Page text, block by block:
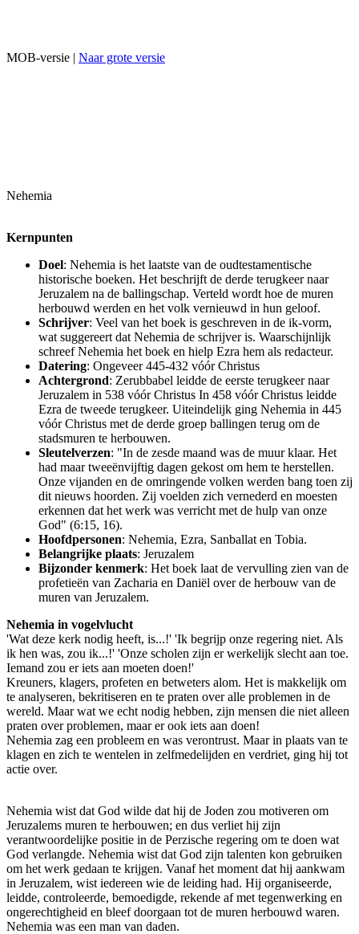
MOB-versie | Naar grote versie
Nehemia
Kernpunten
Doel: Nehemia is het laatste van de oudtestamentische
historische boeken. Het beschrijft de derde terugkeer naar
Jeruzalem na de ballingschap. Verteld wordt hoe de muren
herbouwd werden en het volk vernieuwd in hun geloof.
Schrijver: Veel van het boek is geschreven in de ik-vorm,
wat suggereert dat Nehemia de schrijver is. Waarschijnlijk
schreef Nehemia het boek en hielp Ezra hem als redacteur.
Datering: Ongeveer 445-432 vóór Christus
Achtergrond: Zerubbabel leidde de eerste terugkeer naar
Jeruzalem in 538 vóór Christus In 458 vóór Christus leidde
Ezra de tweede terugkeer. Uiteindelijk ging Nehemia in 445
vóór Christus met de derde groep ballingen terug om de
stadsmuren te herbouwen.
Sleutelverzen: "In de zesde maand was de muur klaar. Het
had maar tweeënvijftig dagen gekost om hem te herstellen.
Onze vijanden en de omringende volken werden bang toen zij
dit nieuws hoorden. Zij voelden zich vernederd en moesten
erkennen dat het werk was verricht met de hulp van onze
God" (6:15, 16).
Hoofdpersonen: Nehemia, Ezra, Sanballat en Tobia.
Belangrijke plaats: Jeruzalem
Bijzonder kenmerk: Het boek laat de vervulling zien van de
profetieën van Zacharia en Daniël over de herbouw van de
muren van Jeruzalem.
Nehemia in vogelvlucht
'Wat deze kerk nodig heeft, is...!' 'Ik begrijp onze regering niet. Als
ik hen was, zou ik...!' 'Onze scholen zijn er werkelijk slecht aan toe.
Iemand zou er iets aan moeten doen!'
Kreuners, klagers, profeten en betweters alom. Het is makkelijk om
te analyseren, bekritiseren en te praten over alle problemen in de
wereld. Maar wat we echt nodig hebben, zijn mensen die niet alleen
praten over problemen, maar er ook iets aan doen!
Nehemia zag een probleem en was verontrust. Maar in plaats van te
klagen en zich te wentelen in zelfmedelijden en verdriet, ging hij tot
actie over.
Nehemia wist dat God wilde dat hij de Joden zou motiveren om
Jeruzalems muren te herbouwen; en dus verliet hij zijn
verantwoordelijke positie in de Perzische regering om te doen wat
God verlangde. Nehemia wist dat God zijn talenten kon gebruiken
om het werk gedaan te krijgen. Vanaf het moment dat hij aankwam
in Jeruzalem, wist iedereen wie de leiding had. Hij organiseerde,
leidde, controleerde, bemoedigde, rekende af met tegenwerking en
ongerechtigheid en bleef doorgaan tot de muren herbouwd waren.
Nehemia was een man van daden.